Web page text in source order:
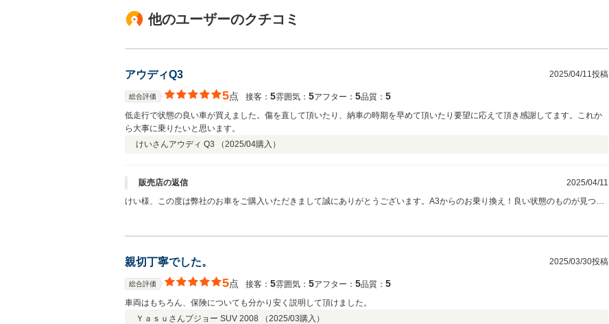
他のユーザーのクチコミ
アウディQ3 2025/04/11投稿
総合評価 5点 接客： 5雰囲気： 5アフター： 5品質： 5
低走行で状態の良い車が買えました。傷を直して頂いたり、納車の時期を早めて頂いたり要望に応えて頂き感謝してます。これか
ら大事に乗りたいと思います。
けいさんアウディ Q3 （2025/04購入）
販売店の返信
2025/04/11
けい様、この度は弊社のお車をご購入いただきまして誠にありがとうございます。A3からのお乗り換え！良い状態のものが見つか
親切丁寧でした。 2025/03/30投稿
総合評価 5点 接客： 5雰囲気： 5アフター： 5品質： 5
車両はもちろん、保険についても分かり安く説明して頂けました。
Ｙａｓｕさんプジョー SUV 2008 （2025/03購入）